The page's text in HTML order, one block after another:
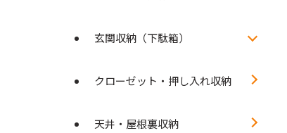
玄関収納（下駄箱）
クローゼット・押し入れ収納
天井・屋根裏収納